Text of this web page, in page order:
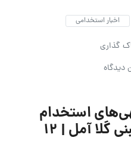
اخبار استخدامی
گذاری
دیدگاه
استخدام
شرکت فرآورده های لبنی گلا آمل | ۱۲